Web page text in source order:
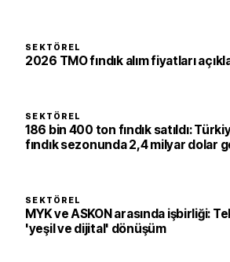
SEKTÖREL
2026 TMO fındık alım fiyatları
SEKTÖREL
186 bin 400 ton fındık satıldı:
fındık sezonunda 2,4 milyar dolar
SEKTÖREL
MYK ve ASKON arasında işbirliği:
'yeşil ve dijital' dönüşüm